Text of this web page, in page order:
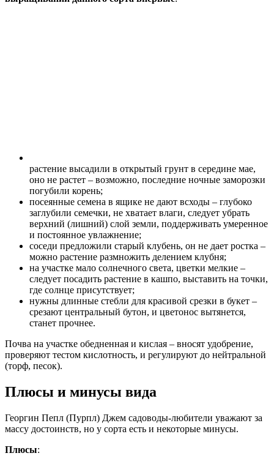
растение высадили в открытый грунт в середине мае,
оно не растет – возможно, последние ночные заморозки
погубили корень;
посеянные семена в ящике не дают всходы – глубоко
заглубили семечки, не хватает влаги, следует убрать
верхний (лишний) слой земли, поддерживать умеренное
и постоянное увлажнение;
соседи предложили старый клубень, он не дает ростка –
можно растение размножить делением клубня;
на участке мало солнечного света, цветки мелкие –
следует посадить растение в кашпо, выставить на точки,
где солнце присутствует;
нужны длинные стебли для красивой срезки в букет –
срезают центральный бутон, и цветонос вытянется,
станет прочнее.
Почва на участке обедненная и кислая – вносят удобрение,
проверяют тестом кислотность, и регулируют до нейтральной
(торф, песок).
Плюсы и минусы вида
Георгин Пепл (Пурпл) Джем садоводы-любители уважают за
массу достоинств, но у сорта есть и некоторые минусы.
Плюсы: